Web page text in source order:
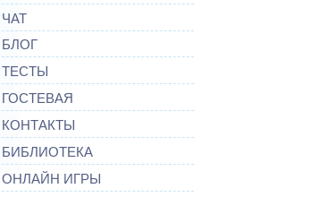
ЧАТ
БЛОГ
ТЕСТЫ
ГОСТЕВАЯ
КОНТАКТЫ
БИБЛИОТЕКА
ОНЛАЙН ИГРЫ